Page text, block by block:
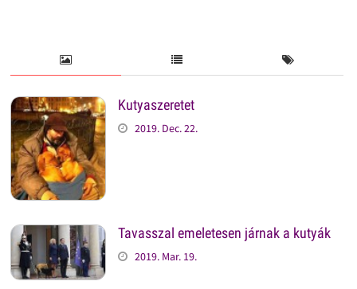
Kutyaszeretet
2019. Dec. 22.
Tavasszal emeletesen járnak a kutyák
2019. Mar. 19.